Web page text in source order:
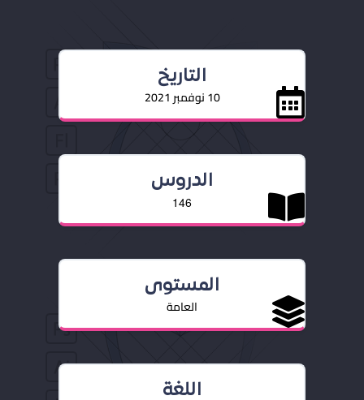
التاريخ
10 نوفمبر 2021
الدروس
146
المستوى
العامة
اللغة